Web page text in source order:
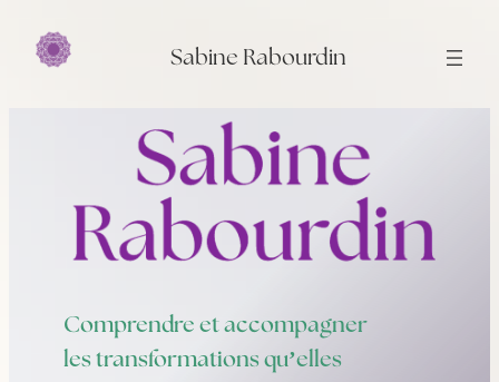
Sabine Rabourdin
Comprendre et accompagner
les transformations qu’elles